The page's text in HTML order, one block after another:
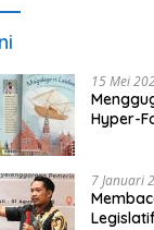
15 Mei
Hyper-
7 Januari